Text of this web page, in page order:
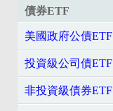
債券ETF
美國政府公債ETF
投資級公司債ETF
非投資級債券ETF